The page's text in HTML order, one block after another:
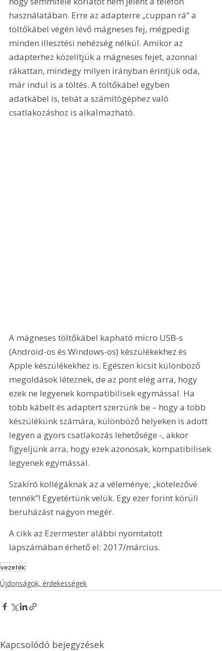
használatában. Erre az adapterre „cuppan rá” a
töltőkábel végén lévő mágneses fej, mégpedig
minden illesztési nehézség nélkül. Amikor az
adapterhez közelítjük a mágneses fejet, azonnal
rákattan, mindegy milyen irányban érintjük oda,
már indul is a töltés. A töltőkábel egyben
adatkábel is, tehát a számítógéphez való
csatlakozáshoz is alkalmazható.
A mágneses töltőkábel kapható micro USB-s
(Android-os és Windows-os) készülékekhez és
Apple készülékekhez is. Egészen kicsit különböző
megoldások léteznek, de az pont elég arra, hogy
ezek ne legyenek kompatibilisek egymással. Ha
több kábelt és adaptert szerzünk be – hogy a több
készülékünk számára, különböző helyeken is adott
legyen a gyors csatlakozás lehetősége -, akkor
figyeljünk arra, hogy ezek azonosak, kompatibilisek
legyenek egymással.
Szakíró kollégáknak az a véleménye; „kötelezővé
tennék”! Egyetértünk velük. Egy ezer forint körüli
beruházást nagyon megér.
A cikk az Ezermester alábbi nyomtatott
lapszámában érhető el: 2017/március.
vezeték
Újdonságok, érdekességek
Kapcsolódó bejegyzések